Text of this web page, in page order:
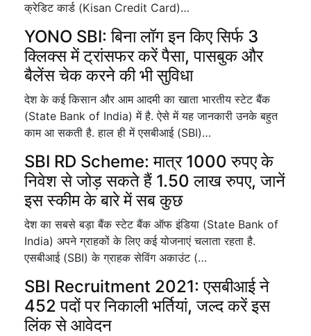
क्रेडिट कार्ड (Kisan Credit Card)…
YONO SBI: बिना लॉग इन किए सिर्फ 3
क्लिक्स में ट्रांसफर करें पैसा, पासबुक और
बैलेंस चेक करने की भी सुविधा
देश के कई किसान और आम आदमी का खाता भारतीय स्टेट बैंक
(State Bank of India) में है. ऐसे में यह जानकारी उनके बहुत
काम आ सकती है. हाल ही में एसबीआई (SBI)…
SBI RD Scheme: मात्र 1000 रुपए के
निवेश से जोड़ सकते हैं 1.50 लाख रुपए, जानें
इस स्कीम के बारे में सब कुछ
देश का सबसे बड़ा बैंक स्टेट बैंक ऑफ इंडिया (State Bank of
India) अपने ग्राहकों के लिए कई योजनाएं चलाता रहता है.
एसबीआई (SBI) के ग्राहक सेविंग अकाउंट (…
SBI Recruitment 2021: एसबीआई ने
452 पदों पर निकाली भर्तियां, जल्द करें इस
लिंक से आवेदन